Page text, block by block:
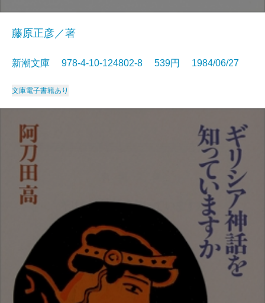
藤原正彦／著
新潮文庫 978-4-10-124802-8 539円 1984/06/27
文庫電子書籍あり